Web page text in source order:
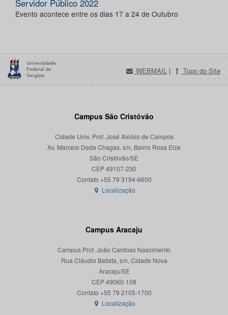
Servidor Público 2022
Evento acontece entre os dias 17 a 24 de Outubro
WEBMAIL | Topo do Site
Campus São Cristóvão
Cidade Univ. Prof. José Aloísio de Campos
Av. Marcelo Deda Chagas, s/n, Bairro Rosa Elze
São Cristóvão/SE
CEP 49107-230
Localização
Campus Aracaju
Campus Prof. João Cardoso Nascimento
Rua Cláudio Batista, s/n, Cidade Nova
Aracaju/SE
CEP 49060-108
Localização